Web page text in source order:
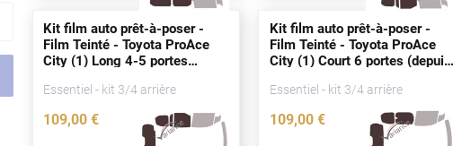
Kit film auto prêt-à-poser -
Film Teinté - Toyota ProAce
City (1) Long 4-5 portes
Essentiel - kit 3/4 arrière
109,00 €
4666-TOY
Kit film auto prêt-à-poser -
Film Teinté - Toyota ProAce
City (1) Court 6 portes(depuis
Essentiel - kit 3/4 arrière
109,00 €
5221-TOY